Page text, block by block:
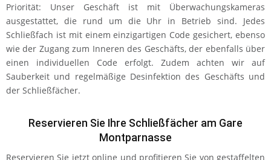
Priorität: Unser Geschäft ist mit Überwachungskameras
ausgestattet, die rund um die Uhr in Betrieb sind. Jedes
Schließfach ist mit einem einzigartigen Code gesichert, ebenso
wie der Zugang zum Inneren des Geschäfts, der ebenfalls über
einen individuellen Code erfolgt. Zudem achten wir auf
Sauberkeit und regelmäßige Desinfektion des Geschäfts und
der Schließfächer.
Reservieren Sie Ihre Schließfächer am Gare
Montparnasse
Reservieren Sie jetzt online und profitieren Sie von gestaffelten